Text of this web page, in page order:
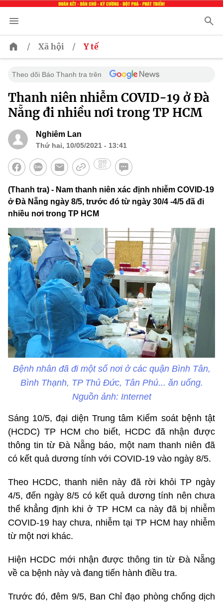
/ Xã hội / Y tế
Theo dõi Báo Thanh tra trên
Thanh niên nhiễm COVID-19 ở Đà
Nẵng đi nhiều nơi trong TP HCM
Nghiêm Lan
Thứ hai, 10/05/2021 - 13:41
(Thanh tra) - Nam thanh niên xác định nhiễm COVID-19
ở Đà Nẵng ngày 8/5, trước đó từ ngày 30/4 -4/5 đã đi
nhiều nơi trong TP HCM
Bệnh nhân đã đi một số nơi ở các quận Bình Tân,
Bình Thạnh, TP Thủ Đức, Tân Phú... ăn uống.
Nguồn ảnh: Internet
Sáng 10/5, đại diện Trung tâm Kiểm soát bệnh tật
(HCDC) TP HCM cho biết, HCDC đã nhận được
thông tin từ Đà Nẵng báo, một nam thanh niên đã
có kết quả dương tính với COVID-19 vào ngày 8/5.
Theo HCDC, thanh niên này đã rời khỏi TP ngày
4/5, đến ngày 8/5 có kết quả dương tính nên chưa
thể khẳng định khi ở TP HCM ca này đã bị nhiễm
COVID-19 hay chưa, nhiễm tại TP HCM hay nhiễm
từ một nơi khác.
Hiện HCDC mới nhận được thông tin từ Đà Nẵng
về ca bệnh này và đang tiến hành điều tra.
Trước đó, đêm 9/5, Ban Chỉ đạo phòng chống dịch